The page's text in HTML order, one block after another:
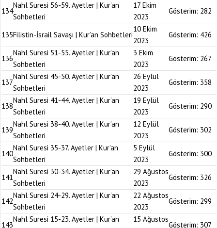
134
Nahl Suresi 56-59. Ayetler | Kur’an
Sohbetleri
17 Ekim
2023
Gösterim: 282
135Filistin-İsrail Savaşı | Kur’an Sohbetleri
10 Ekim
2023
Gösterim: 426
136
Nahl Suresi 51-55. Ayetler | Kur’an
Sohbetleri
3 Ekim
2023
Gösterim: 267
137
Nahl Suresi 45-50. Ayetler | Kur’an
Sohbetleri
26 Eylül
2023
Gösterim: 358
138
Nahl Suresi 41-44. Ayetler | Kur’an
Sohbetleri
19 Eylül
2023
Gösterim: 290
139
Nahl Suresi 38-40. Ayetler | Kur’an
Sohbetleri
12 Eylül
2023
Gösterim: 302
140
Nahl Suresi 35-37. Ayetler | Kur’an
Sohbetleri
5 Eylül
2023
Gösterim: 300
141
Nahl Suresi 30-34. Ayetler | Kur’an
Sohbetleri
29 Ağustos
2023
Gösterim: 326
142
Nahl Suresi 24-29. Ayetler | Kur’an
Sohbetleri
22 Ağustos
2023
Gösterim: 299
143
Nahl Suresi 15-23. Ayetler | Kur’an
15 Ağustos
Gösterim: 307